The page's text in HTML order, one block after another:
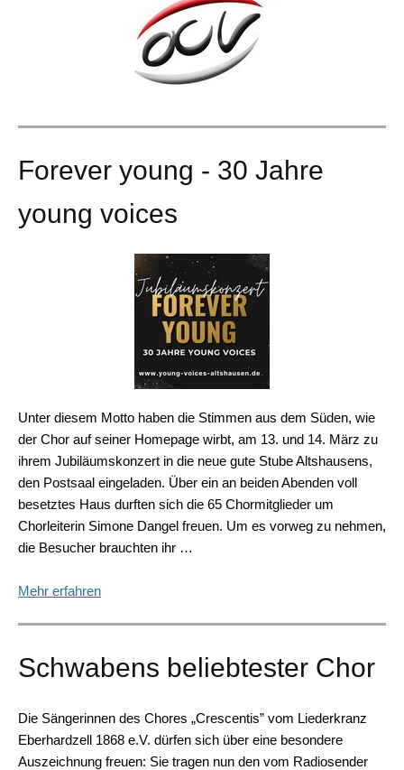
Forever young - 30 Jahre
young voices
Unter diesem Motto haben die Stimmen aus dem Süden, wie
der Chor auf seiner Homepage wirbt, am 13. und 14. März zu
ihrem Jubiläumskonzert in die neue gute Stube Altshausens,
den Postsaal eingeladen. Über ein an beiden Abenden voll
besetztes Haus durften sich die 65 Chormitglieder um
Chorleiterin Simone Dangel freuen. Um es vorweg zu nehmen,
die Besucher brauchten ihr …
Mehr erfahren
Schwabens beliebtester Chor
Die Sängerinnen des Chores „Crescentis” vom Liederkranz
Eberhardzell 1868 e.V. dürfen sich über eine besondere
Auszeichnung freuen: Sie tragen nun den vom Radiosender